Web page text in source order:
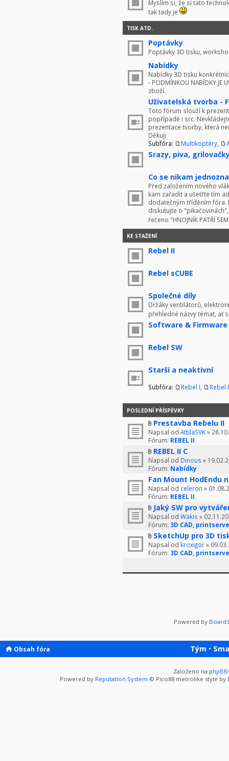
Myslím si, že si tato
tak tady je
TISK ATD.
Poptávky
Poptávky 3D tisku,
Nabídky
Nabídky 3D tisku
- PODMÍNKOU NABÍDKY JE
zboží.
Uživatelská tvorba -
Toto fórum slouží k
popřípadě i src.
prezentace tvorby, která
Děkuji
Subfóra:
Multikoptéry
Srazy, piva,
Co se nikam
Před založením nového
kam zařadit a ušetřte tím
dodatečným tříděním fóra.
diskutujte o
řečeno "HNOJNÍK PATŘÍ
KE STAŽENÍ
Rebel II
Rebel sCUBE
Společné díly
Držáky ventilátorů,
přehledné názvy témat, ať
Software & Firmware
Rebel SW
Starší a neaktivní
Subfóra: Rebel I Rebel
POSLEDNÍ PŘÍSPĚVKY
Prestavba Rebelu II
Napsal od AttilaSVK»
Fórum: REBEL II
REBEL II C
Napsal od Dinous »
Fórum: Nabídky
Fan Mount HodEndu
Napsal od celeron »
Fórum: REBEL II
Jaký SW pro
Napsal od Wakis »
Fórum: 3D CAD,
SketchUp pro 3D
Napsal od kroxigor»
Fórum: 3D CAD,
Powered by
Obsah fóra Tým •
Založeno na phpBB
Powered by Reputation System © Pico88 metrolike style by